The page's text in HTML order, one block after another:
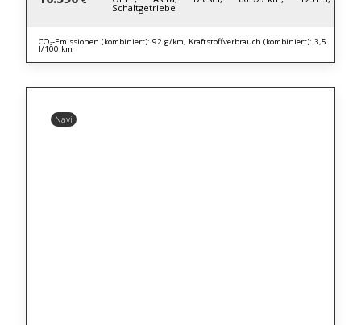
Schaltgetriebe
CO₂-Emissionen (kombiniert): 92 g/km, Kraftstoffverbrauch (kombiniert): 3,5
l/100 km
Navi